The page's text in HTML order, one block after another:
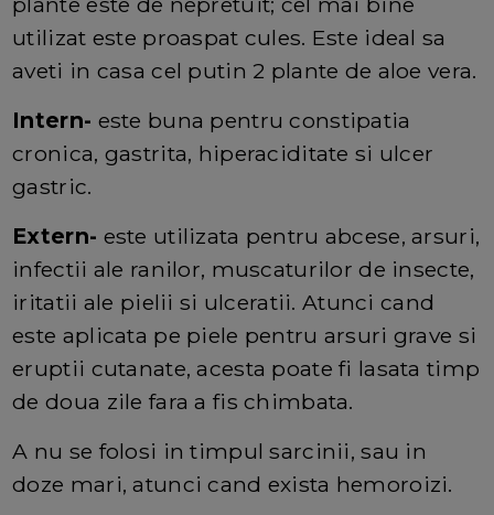
utilizat este proaspat cules. Este ideal sa
aveti in casa cel putin 2 plante de aloe vera.
Intern- este buna pentru constipatia
cronica, gastrita, hiperaciditate si ulcer
gastric.
Extern- este utilizata pentru abcese, arsuri,
infectii ale ranilor, muscaturilor de insecte,
iritatii ale pielii si ulceratii. Atunci cand
este aplicata pe piele pentru arsuri grave si
eruptii cutanate, acesta poate fi lasata timp
de doua zile fara a fis chimbata.
A nu se folosi in timpul sarcinii, sau in
doze mari, atunci cand exista hemoroizi.